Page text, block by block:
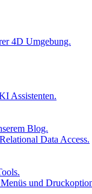
4D Umgebung.
Assistenten.
Blog.
Data Access.
und